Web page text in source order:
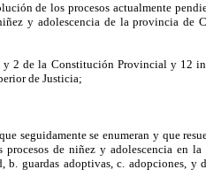
de los procesos actualmente
y adolescencia de la provincia de
2 de la Constitución Provincial y 12
de Justicia;
seguidamente se enumeran y que
de niñez y adolescencia en
guardas adoptivas, c. adopciones, y